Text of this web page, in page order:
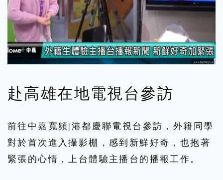
赴高雄在地電視台參訪
前往中嘉寬頻|港都慶聯電視台參訪，外籍同學
對於首次進入攝影棚，感到新鮮好奇，也抱著
緊張的心情，上台體驗主播台的播報工作。